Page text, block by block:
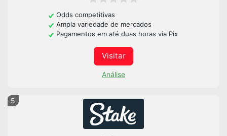
Odds competitivas
Ampla variedade de mercados
Pagamentos em até duas horas via Pix
Visitar
Análise
5